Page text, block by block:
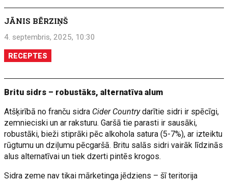
JĀNIS BĒRZIŅŠ
4. septembris, 2025, 10:30
RECEPTES
Britu sidrs – robustāks, alternatīva alum
Atšķirībā no franču sidra Cider Countrydarītie sidri ir spēcīgi,
zemnieciski un ar raksturu. Garšā tie parasti ir sausāki,
robustāki, bieži stiprāki pēc alkohola satura (5-7%), ar izteiktu
rūgtumu un dziļumu pēcgaršā. Britu salās sidri vairāk līdzinās
alus alternatīvai un tiek dzerti pintēs krogos.
Sidra zeme nav tikai mārketinga jēdziens – šī teritorija